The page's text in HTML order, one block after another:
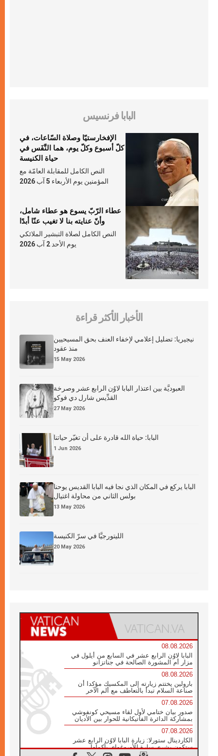
البابا فرنسيس
الإفخارستيّا وصلاة السّاعات، في
كلّ أسبوع وكلّ يوم، هما النَّفَس في
حياة الكنيسة
النص الكامل للمقابلة العامّة مع
المؤمنين يوم الأربعاء 5 آب 2026
عطاء الرّبّ يسوع هو عطاء شامل،
وأنّ عنايته بنا لا تغيب عنّا أبدًا
النص الكامل لصلاة التبشير الملائكي
يوم الأحد 2 آب 2026
الأخبار الأكثر قراءة
نيجيريا: تضليل إعلامي لإخفاء العنف بحق المسيحيين
منذ عقود
15 May 2026
العبوديَّة بين اعتذار البابا لاوُن الرابع عشر وصرخة
القدِّيس شارل دي فوكو
27 May 2026
البابا: حياة الله قادرة على أن تغيّر حياتنا
1 Jun 2026
البابا يركع في المكان الذي نجا فيه البابا القديس يوحنا
بولس الثاني من محاولة اغتيال
13 May 2026
الليتورجيَّا في سرّ الكنيسة
20 May 2026
08.08.2026
البابا لاوُن الرابع عشر في السابع من أيلول في
مزار أم المشورة الصالحة في جناتزانو
08.08.2026
بارولين يختتم زيارته إلى المكسيك مؤكدا أن
صناعة السلام تبدأ بالتعاطف مع ألم الآخر
07.08.2026
صدور بيان ختامي لأول لقاء مسيحي كونفوشي
بمشاركة الدائرة الفاتيكانية للحوار بين الأديان
07.08.2026
الكاردينال ستورلا: زيارة البابا لاوُن الرابع عشر
ستكون بشرى سارة للأوروغواي بأكملها